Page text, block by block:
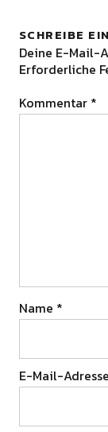
SCHREIBE
Deine E-Mail-
Erforderliche
Kommentar *
Name *
E-Mail-Adresse